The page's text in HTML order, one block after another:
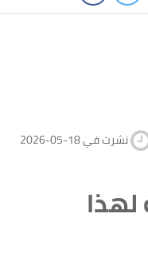
2026-05-18 نشرت في